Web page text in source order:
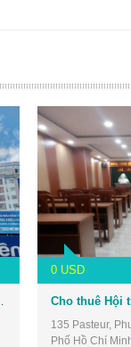
0 USD
135 Pasteur,
Phố Hồ Chí